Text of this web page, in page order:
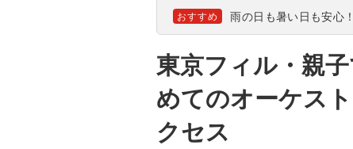
おすすめ 雨の日も暑い日も安心
東京フィル・親
めてのオーケス
クセス